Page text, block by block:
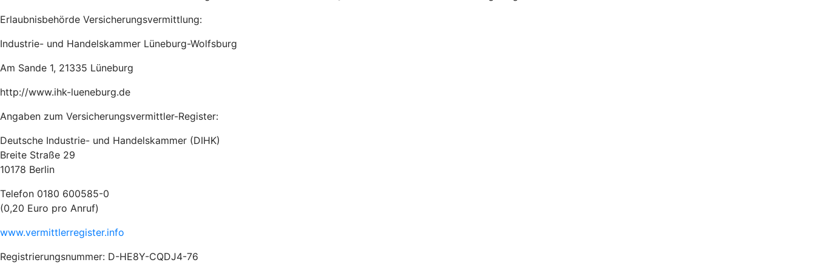
Erlaubnisbehörde Versicherungsvermittlung:
Industrie- und Handelskammer Lüneburg-Wolfsburg
Am Sande 1, 21335 Lüneburg
http://www.ihk-lueneburg.de
Angaben zum Versicherungsvermittler-Register:
Deutsche Industrie- und Handelskammer (DIHK)
Breite Straße 29
10178 Berlin
Telefon 0180 600585-0
(0,20 Euro pro Anruf)
www.vermittlerregister.info
Registrierungsnummer: D-HE8Y-CQDJ4-76